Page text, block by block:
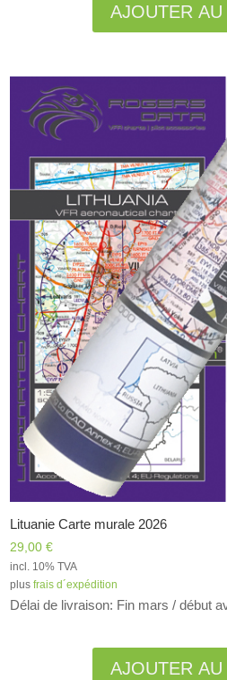
AJOUTER AU
Lituanie Carte murale 2026
29,00€
incl. 10% TVA
plusfrais d´expédition
Délai de livraison: Fin mars / début
AJOUTER AU